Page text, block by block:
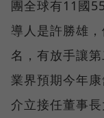
團全球有11國
導人是許勝雄
名，有放手讓
業界預期今年
介立接任董事